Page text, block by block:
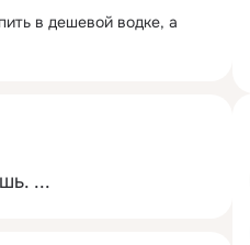
в дешевой водке, а
...